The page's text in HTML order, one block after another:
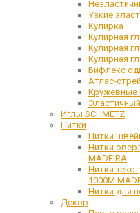
Узкие
Кулирка
Кулирная
Кулирная
Кулирная
Бифлекс
Атлас-
Кружевные
Иглы SCHMETZ
Нитки
Нитки
Нитки
MADEIRA
Нитки
1000М
Нитки для
Декор